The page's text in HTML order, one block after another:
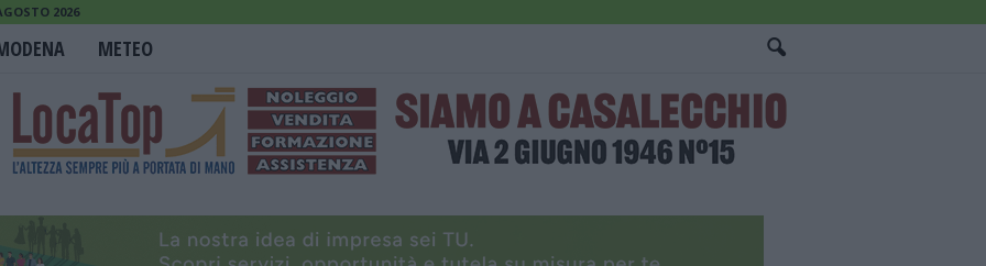
2026
METEO